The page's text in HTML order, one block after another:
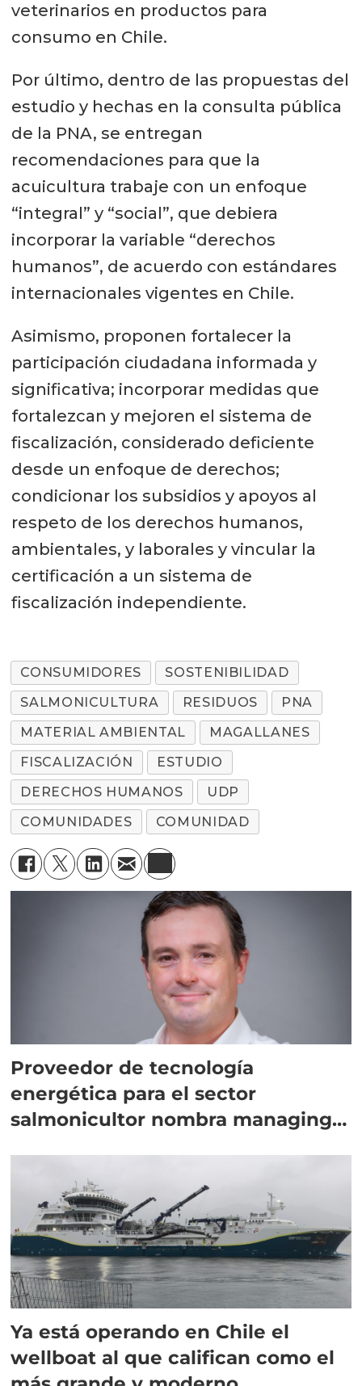
veterinarios en productos para
consumo en Chile.
Por último, dentro de las propuestas del
estudio y hechas en la consulta pública
de la PNA, se entregan
recomendaciones para que la
acuicultura trabaje con un enfoque
“integral” y “social”, que debiera
incorporar la variable “derechos
humanos”, de acuerdo con estándares
internacionales vigentes en Chile.
Asimismo, proponen fortalecer la
participación ciudadana informada y
significativa; incorporar medidas que
fortalezcan y mejoren el sistema de
fiscalización, considerado deficiente
desde un enfoque de derechos;
condicionar los subsidios y apoyos al
respeto de los derechos humanos,
ambientales, y laborales y vincular la
certificación a un sistema de
fiscalización independiente.
CONSUMIDORES
SOSTENIBILIDAD
SALMONICULTURA
RESIDUOS
PNA
MATERIAL AMBIENTAL
MAGALLANES
FISCALIZACIÓN
ESTUDIO
DERECHOS HUMANOS
UDP
COMUNIDADES
COMUNIDAD
Proveedor de tecnología
energética para el sector
salmonicultor nombra managing
Ya está operando en Chile el
wellboat al que califican como el